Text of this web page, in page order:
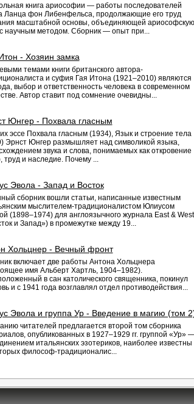
книга ариософии — работы последователей
Ланца фон Либенфельса, продолжающие его труд
масштабной основы, объединяющей ариософскую
научным методом. Сборник — опыт при...
- Хозяин замка
темами книги британского автора-
и суфия Гая Итона (1921–2010) являются
выбор и ответственность человека в современном
Автор ставит под сомнение очевидны...
Юнгер - Похвала гласным
эссе Похвала гласным (1934), Язык и строение тела
Эрнст Юнгер размышляет над символикой языка,
звука и слова, понимаемых как откровение
труд и наследие. Почему ...
Эвола - Запад и Восток
сборник вошли статьи, написанные известным
мыслителем-традиционалистом Юлиусом
(1898–1974) для англоязычного журнала East & West
и Запад») в промежутке между 19...
Хольцнер - Вечный фронт
включает две работы Антона Хольцнера
имя Альберт Хартль, 1904–1982).
в сан католического священника, покинул
и с 1941 года возглавлял отдел противодействия...
Эвола и группа Ур - Введение в магию (том
читателей предлагается второй том сборника
опубликованных в 1927–1929 гг. группой «Ур»
итальянских эзотериков, наиболее известны
философ-традиционалис...